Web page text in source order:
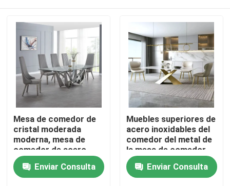
Hogar
Productos
Sobre nosotros
Mesa de comedor de
cristal moderada
moderna, mesa de
comedor de acero
inoxidable del estilo
francésEnviar Consulta
Muebles superiores de
acero inoxidables del
comedor del metal de
la mesa de comedor
los 220*120*75cm del
mármol del rectángulo
Enviar Consulta